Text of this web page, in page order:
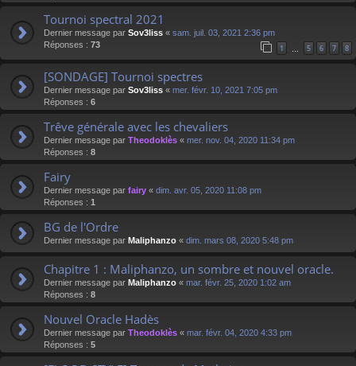
Tournoi spectral 2021
Dernier message par Sov3liss « sam. juil. 03, 2021 2:36 pm
Réponses : 73 1 5 6 7 8
[SONDAGE] Tournoi spectres
Dernier message par Sov3liss « mer. févr. 10, 2021 7:05 pm
Réponses : 6
Trêve générale avec les chevaliers
Dernier message par Theodoklès « mer. nov. 04, 2020 11:34 pm
Réponses : 8
Fairy
Dernier message par fairy « dim. avr. 05, 2020 11:08 pm
Réponses : 1
BG de l'Ordre
Dernier message par Maliphanzo « dim. mars 08, 2020 5:48 pm
Chapitre 1 : Maliphanzo, un sombre et nouvel oracle.
Dernier message par Maliphanzo « mar. févr. 25, 2020 1:02 am
Réponses : 8
Nouvel Oracle Hadès
Dernier message par Theodoklès « mar. févr. 04, 2020 4:33 pm
Réponses : 5